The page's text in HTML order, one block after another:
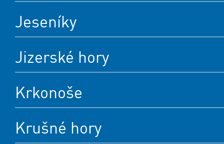
Jeseníky
Jizerské hory
Krkonoše
Krušné hory